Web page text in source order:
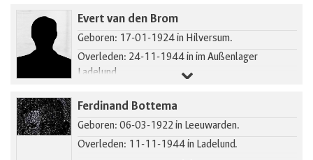
Evert van den Brom
Geboren: 17-01-1924 in Hilversum.
Overleden: 24-11-1944 in im Außenlager
Ladelund.
Ferdinand Bottema
Geboren: 06-03-1922 in Leeuwarden.
Overleden: 11-11-1944 in Ladelund.